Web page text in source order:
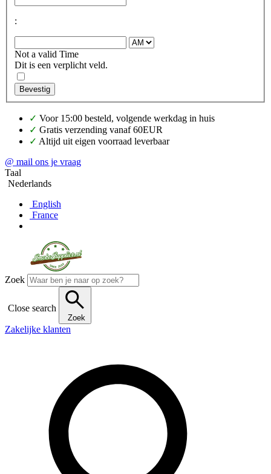
:
Not a valid Time
Dit is een verplicht veld.
Bevestig
✓ Voor 15:00 besteld, volgende werkdag in huis
✓ Gratis verzending vanaf 60EUR
✓ Altijd uit eigen voorraad leverbaar
@ mail ons je vraag
Taal
Nederlands
English
France
Zoek
Close search
Zoek
Zakelijke klanten